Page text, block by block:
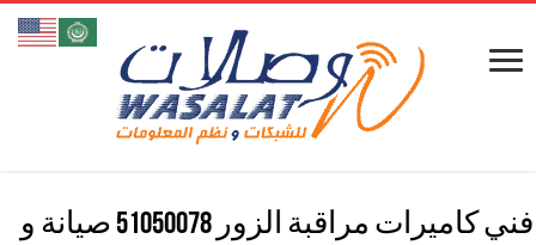
فني كاميرات مراقبة الزور 51050078 صيانة و